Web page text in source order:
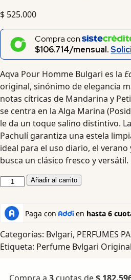
$ 525.000
Compra con
$106.714/mensual.
Aqva Pour Homme Bulgari es la
original, sinónimo de elegancia
notas cítricas de Mandarina y
se centra en la Alga Marina
le da un toque salino distintivo.
Pachulí garantiza una estela
ideal para el uso diario, el
busca un clásico fresco y versátil.
Añadir al carrito
Categorías: Bvlgari, PERFUMES
Etiqueta: Perfume Bvlgari Original